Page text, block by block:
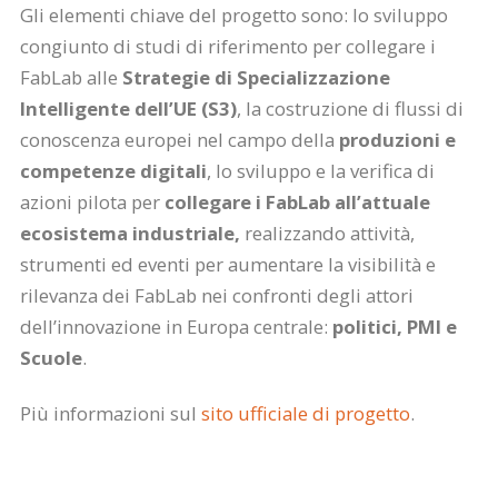
Gli elementi chiave del progetto sono: lo sviluppo
congiunto di studi di riferimento per collegare i
FabLab alle Strategie di Specializzazione
Intelligente dell’UE (S3), la costruzione di flussi di
conoscenza europei nel campo della produzioni e
competenze digitali, lo sviluppo e la verifica di
azioni pilota per collegare i FabLab all’attuale
ecosistema industriale, realizzando attività,
strumenti ed eventi per aumentare la visibilità e
rilevanza dei FabLab nei confronti degli attori
dell’innovazione in Europa centrale: politici, PMI e
Scuole.
Più informazioni sul sito ufficiale di progetto.